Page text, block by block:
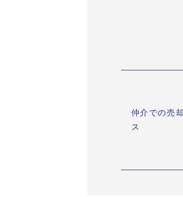
仲介での売
ス